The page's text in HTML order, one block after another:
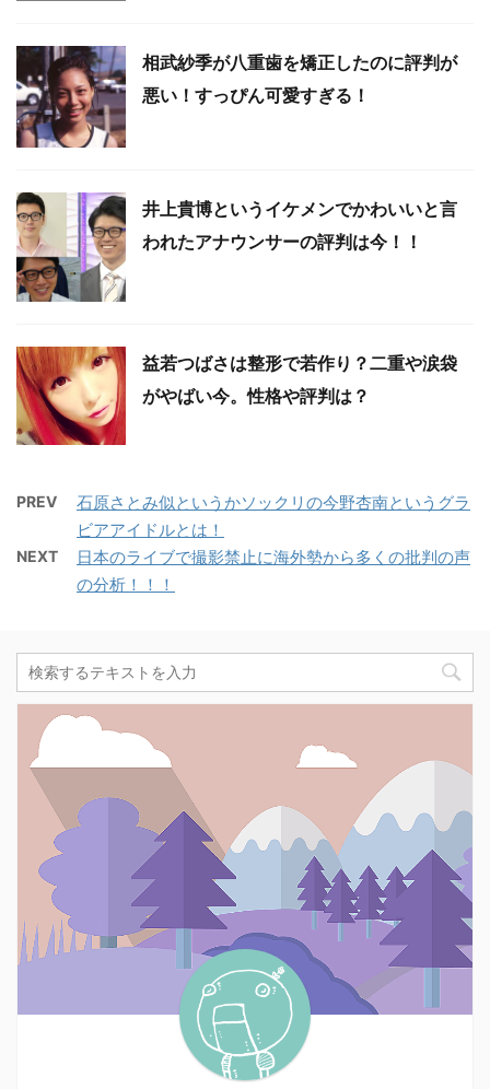
相武紗季が八重歯を矯正したのに評判が
悪い！すっぴん可愛すぎる！
井上貴博というイケメンでかわいいと言
われたアナウンサーの評判は今！！
益若つばさは整形で若作り？二重や涙袋
がやばい今。性格や評判は？
PREV
石原さとみ似というかソックリの今野杏南というグラ
ビアアイドルとは！
NEXT
日本のライブで撮影禁止に海外勢から多くの批判の声
の分析！！！